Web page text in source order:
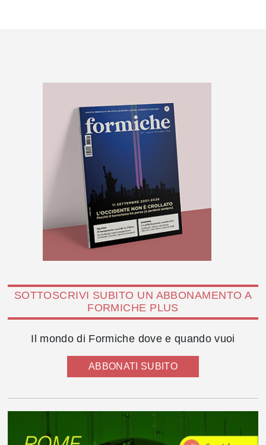
SOTTOSCRIVI SUBITO UN ABBONAMENTO A
FORMICHE PLUS
Il mondo di Formiche dove e quando vuoi
ABBONATI SUBITO